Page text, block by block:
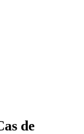
de